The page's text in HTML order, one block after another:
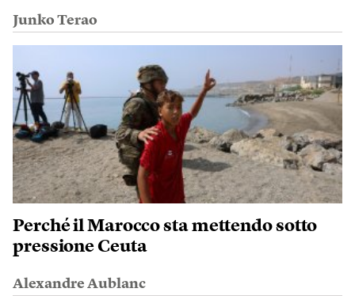
Junko Terao
Perché il Marocco sta mettendo sotto
pressione Ceuta
Alexandre Aublanc